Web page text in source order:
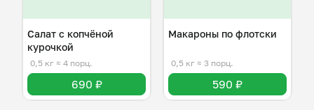
Салат с копчёной
курочкой
0,5 кг ≈ 4 порц.
690 ₽
Макароны по флотски
0,5 кг ≈ 3 порц.
590 ₽